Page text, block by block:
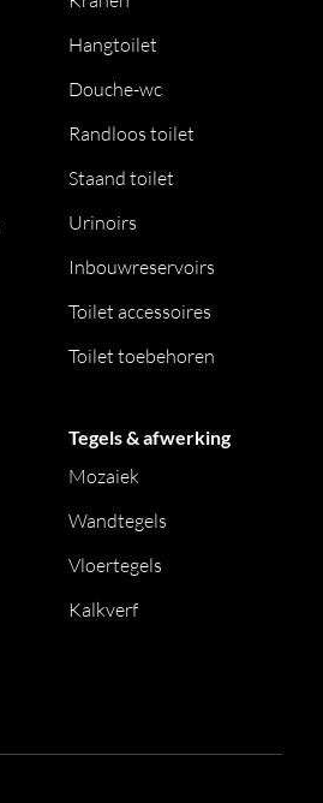
Hangtoilet
Douche-wc
Randloos toilet
Staand toilet
Urinoirs
Inbouwreservoirs
Toilet accessoires
Toilet toebehoren
Tegels & afwerking
Mozaiek
Wandtegels
Vloertegels
Kalkverf